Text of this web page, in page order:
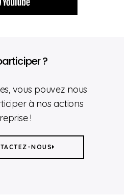
?
vous pouvez nous
à nos actions
!
NOUS